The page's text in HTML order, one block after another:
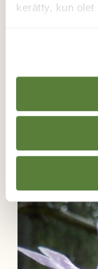
kerätty, kun olet